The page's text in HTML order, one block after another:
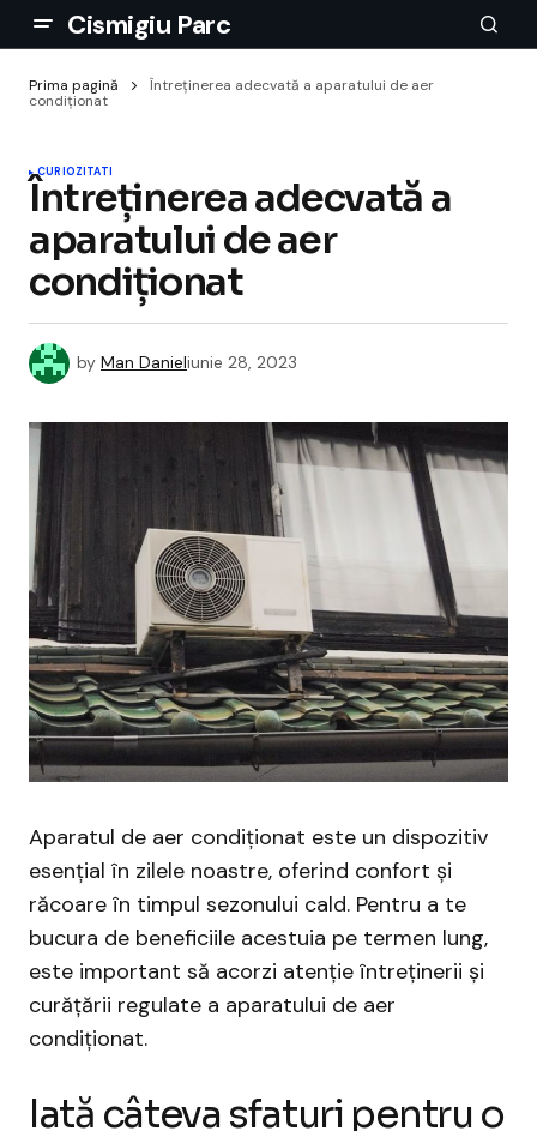
Cismigiu Parc
Prima pagină
Întreținerea adecvată a aparatului de aer
condiționat
CURIOZITATI
Întreținerea adecvată a
aparatului de aer
condiționat
by Man Danieliunie 28, 2023
Aparatul de aer condiționat este un dispozitiv
esențial în zilele noastre, oferind confort și
răcoare în timpul sezonului cald. Pentru a te
bucura de beneficiile acestuia pe termen lung,
este important să acorzi atenție întreținerii și
curățării regulate a aparatului de aer
condiționat.
Iată câteva sfaturi pentru o